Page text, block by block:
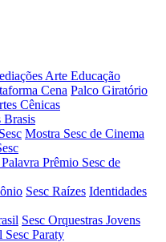
Arte Educação
Cena Palco Giratório
Cênicas
Brasis
Mostra Sesc de Cinema
Prêmio Sesc de
Sesc Raízes Identidades
Sesc Orquestras Jovens
Paraty